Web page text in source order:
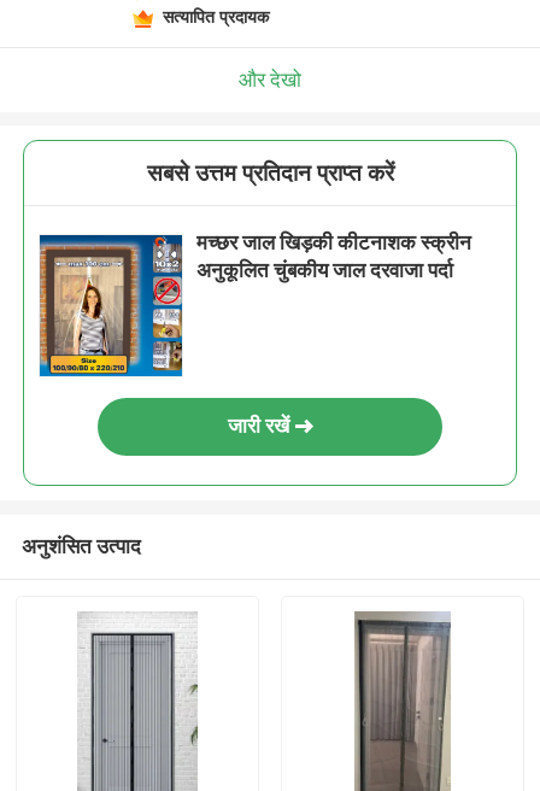
सत्यापित प्रदायक
और देखो
सबसे उत्तम प्रतिदान प्राप्त करें
मच्छर जाल खिड़की कीटनाशक स्क्रीन
अनुकूलित चुंबकीय जाल दरवाजा पर्दा
जारी रखें
अनुशंसित उत्पाद